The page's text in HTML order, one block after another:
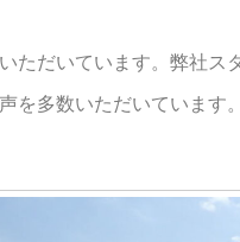
ただいています。弊社ス
を多数いただいています。